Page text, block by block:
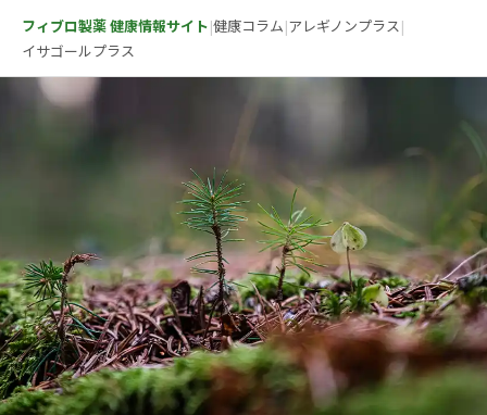
フィブロ製薬 健康情報サイト|健康コラム|アレギノンプラス|
イサゴールプラス